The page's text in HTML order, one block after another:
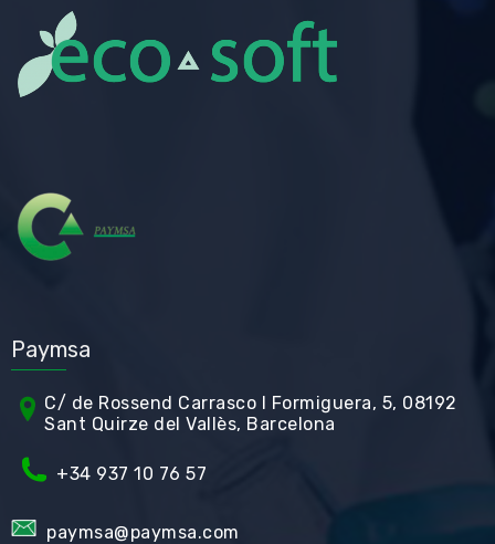
Paymsa
C/ de Rossend Carrasco I Formiguera, 5, 08192
Sant Quirze del Vallès, Barcelona
+34 937 10 76 57
paymsa@paymsa.com